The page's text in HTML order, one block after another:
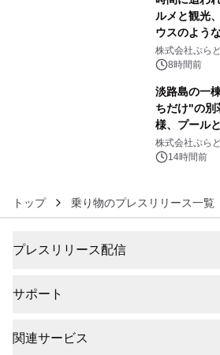
ルメと観光
ウスのよう
サウナも 「
得な素泊ま
株式会社ぷら
8時間前
淡路島の一
ちだけ"の別
様、プール
きで Villa
素泊りプラン
株式会社ぷら
14時間前
トップ 乗り物のプレスリリース一覧
プレスリリース配信
サポート
関連サービス